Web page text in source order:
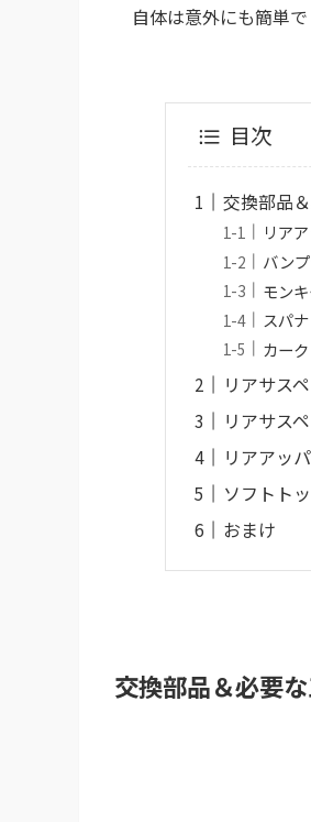
自体は意外にも簡単で
目次
交換部品
リア
バン
モン
スパ
カー
リアサス
リアサス
リアアッ
ソフトト
おまけ
交換部品＆必要